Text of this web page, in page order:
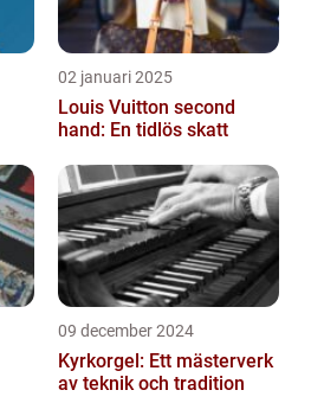
02 januari 2025
Louis Vuitton second
hand: En tidlös skatt
09 december 2024
Kyrkorgel: Ett mästerverk
av teknik och tradition